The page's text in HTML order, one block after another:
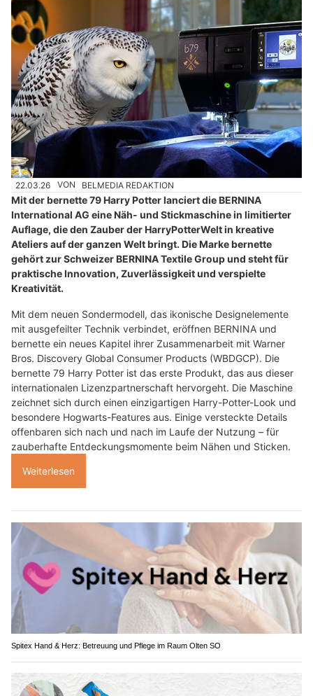
22.03.26 VON BELMEDIA REDAKTION
Mit der bernette 79 Harry Potter lanciert die BERNINA
International AG eine Näh- und Stickmaschine in limitierter
Auflage, die den Zauber der HarryPotterWelt in kreative
Ateliers auf der ganzen Welt bringt. Die Marke bernette
gehört zur Schweizer BERNINA Textile Group und steht für
praktische Innovation, Zuverlässigkeit und verspielte
Kreativität.
Mit dem neuen Sondermodell, das ikonische Designelemente
mit ausgefeilter Technik verbindet, eröffnen BERNINA und
bernette ein neues Kapitel ihrer Zusammenarbeit mit Warner
Bros. Discovery Global Consumer Products (WBDGCP). Die
bernette 79 Harry Potter ist das erste Produkt, das aus dieser
internationalen Lizenzpartnerschaft hervorgeht. Die Maschine
zeichnet sich durch einen einzigartigen Harry-Potter-Look und
besondere Hogwarts-Features aus. Einige versteckte Details
offenbaren sich nach und nach im Laufe der Nutzung – für
zauberhafte Entdeckungsmomente beim Nähen und Sticken.
Weiterlesen
Spitex Hand & Herz: Betreuung und Pflege im Raum Olten SO